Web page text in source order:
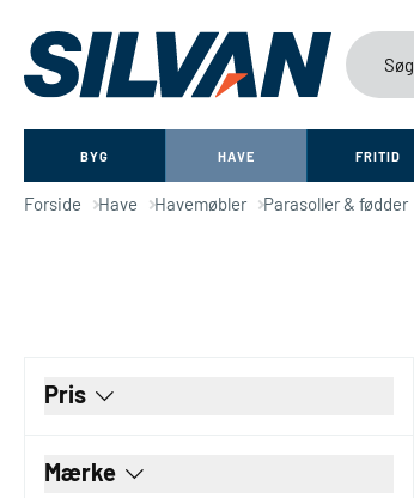
BYG HAVE FRITID
Forside Have Havemøbler Parasoller & fødder
Pris
Mærke